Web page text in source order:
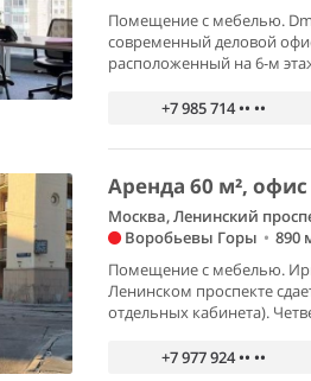
Помещение с мебелью.
современный деловой
расположенный на 6-м
+7 985 714 •• ••
Аренда 60 м², офис
Москва, Ленинский
Воробьевы Горы • 890
Помещение с мебелью.
Ленинском проспекте
отдельных кабинета).
+7 977 924 •• ••